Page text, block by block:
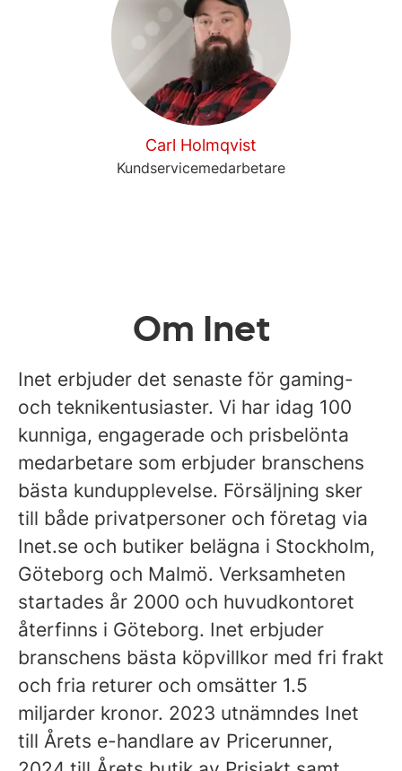
Carl Holmqvist
Kundservicemedarbetare
Om Inet
Inet erbjuder det senaste för gaming-
och teknikentusiaster. Vi har idag 100
kunniga, engagerade och prisbelönta
medarbetare som erbjuder branschens
bästa kundupplevelse. Försäljning sker
till både privatpersoner och företag via
Inet.se och butiker belägna i Stockholm,
Göteborg och Malmö. Verksamheten
startades år 2000 och huvudkontoret
återfinns i Göteborg. Inet erbjuder
branschens bästa köpvillkor med fri frakt
och fria returer och omsätter 1.5
miljarder kronor. 2023 utnämndes Inet
till Årets e-handlare av Pricerunner,